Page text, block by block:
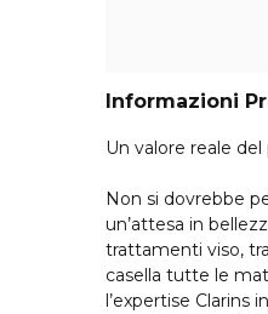
Informazioni
Un valore reale
Non si dovrebbe
un’attesa in
trattamenti viso,
casella tutte le
l’expertise Clarins